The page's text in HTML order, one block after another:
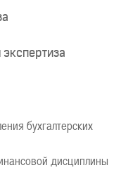
бухгалтерских
дисциплины